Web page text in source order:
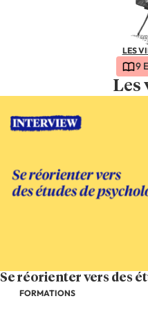
9
Les
LES
Se réorienter vers des
FORMATIONS